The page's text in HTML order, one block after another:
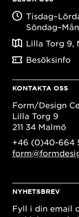
Lilla Torg 9,
Besöksinfo
KONTAKTA OSS
Form/Design
Lilla Torg 9
211 34 Malmö
+46 (0)40-664
NYHETSBREV
Fyll i din email